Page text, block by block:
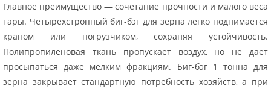
Главное преимущество — сочетание прочности и малого веса
тары. Четырехстропный биг-бэг для зерна легко поднимается
краном или погрузчиком, сохраняя устойчивость.
Полипропиленовая ткань пропускает воздух, но не дает
просыпаться даже мелким фракциям. Биг-бэг 1 тонна для
зерна закрывает стандартную потребность хозяйств, а при